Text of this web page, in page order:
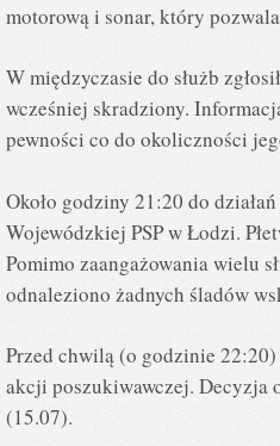
motorową i sonar, który
W międzyczasie do służb
wcześniej skradziony.
pewności co do okoliczności
Około godziny 21:20 do
Wojewódzkiej PSP w Łodzi.
Pomimo zaangażowania wielu
odnaleziono żadnych śladów
Przed chwilą (o godzinie
akcji poszukiwawczej. Decyzja
(15.07).